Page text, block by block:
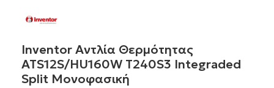
Inventor Αντλία Θερμότητας
ATS12S/HU160W T240S3 Integraded
Split Μονοφασική